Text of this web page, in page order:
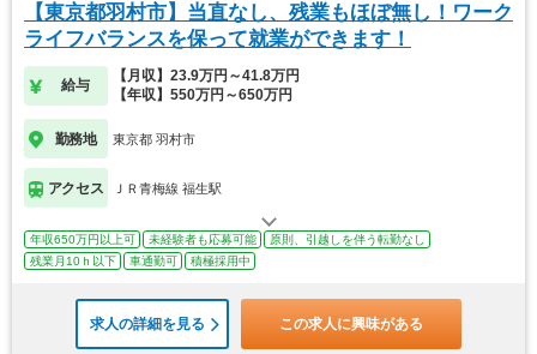
【東京都羽村市】当直なし、残業もほぼ無し！ワーク
ライフバランスを保って就業ができます！
給与
【月収】23.9万円～41.8万円
【年収】550万円～650万円
勤務地 東京都 羽村市
アクセス ＪＲ青梅線 福生駅
年収650万円以上可 未経験者も応募可能
原則、引越しを伴う転勤なし
残業月10ｈ以下
車通勤可 積極採用中
求人の詳細を見る この求人に興味がある